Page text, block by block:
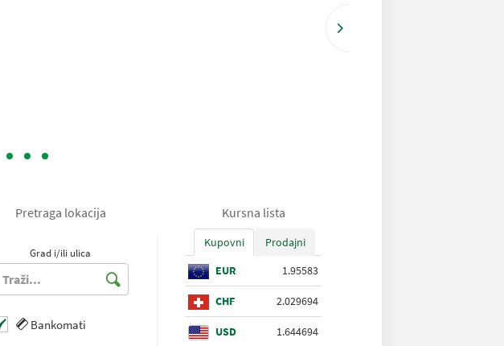
Pretraga lokacija
Grad i/ili ulica
Bankomati
Kursna lista
Kupovni
Prodajni
EUR
1.95583
CHF 2.029694
USD
1.644694